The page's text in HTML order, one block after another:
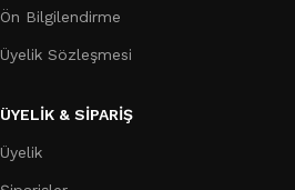
Ön Bilgilendirme
Üyelik Sözleşmesi
ÜYELİK & SİPARİŞ
Üyelik